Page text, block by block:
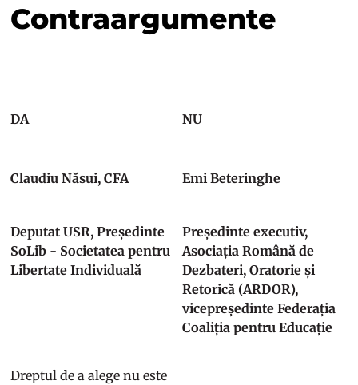
Contraargumente
DA
Claudiu Năsui, CFA
Deputat USR, Președinte
SoLib - Societatea pentru
Libertate Individuală
Dreptul de a alege nu este
NU
Emi Beteringhe
Președinte executiv,
Asociația Română de
Dezbateri, Oratorie și
Retorică (ARDOR),
vicepreședinte Federația
Coaliția pentru Educație